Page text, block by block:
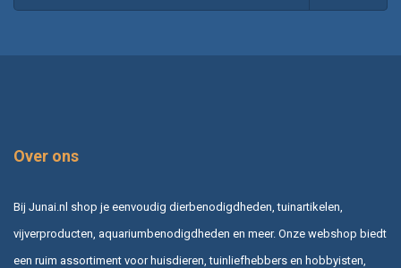
Over ons
Bij Junai.nl shop je eenvoudig dierbenodigdheden, tuinartikelen,
vijverproducten, aquariumbenodigdheden en meer. Onze webshop biedt
een ruim assortiment voor huisdieren, tuinliefhebbers en hobbyisten,